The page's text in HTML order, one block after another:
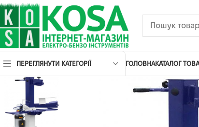
ПЕРЕГЛЯНУТИ КАТЕГОРІЇ ГОЛОВНАКАТАЛОГ